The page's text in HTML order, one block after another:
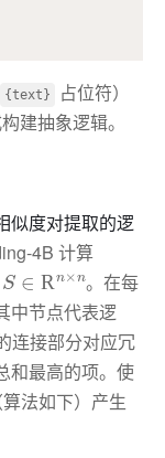
{text}
占位符）
建抽象逻辑。
似度对提取的逻
4B 计算
S∈R n×n
。在每
中节点代表逻
连接部分对应冗
和最高的项。使
法如下）产生